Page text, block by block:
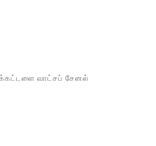
வாட்சப் சேனல்